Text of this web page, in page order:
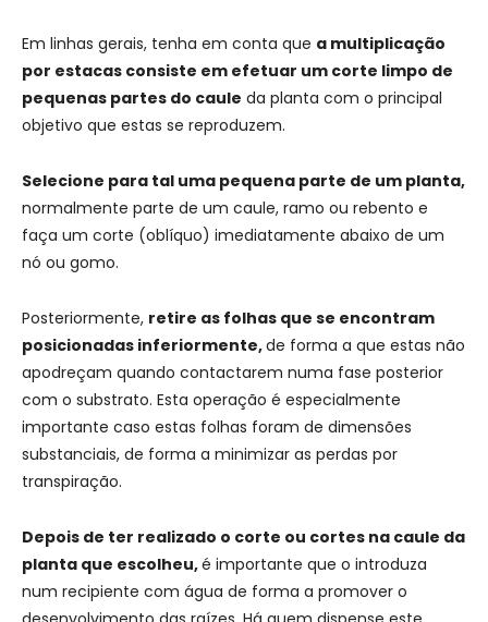
Em linhas gerais, tenha em conta que a multiplicação
por estacas consiste em efetuar um corte limpo de
pequenas partes do caule da planta com o principal
objetivo que estas se reproduzem.
Selecione para tal uma pequena parte de um planta,
normalmente parte de um caule, ramo ou rebento e
faça um corte (oblíquo) imediatamente abaixo de um
nó ou gomo.
Posteriormente, retire as folhas que se encontram
posicionadas inferiormente,de forma a que estas não
apodreçam quando contactarem numa fase posterior
com o substrato. Esta operação é especialmente
importante caso estas folhas foram de dimensões
substanciais, de forma a minimizar as perdas por
transpiração.
Depois de ter realizado o corte ou cortes na caule da
planta que escolheu,é importante que o introduza
num recipiente com água de forma a promover o